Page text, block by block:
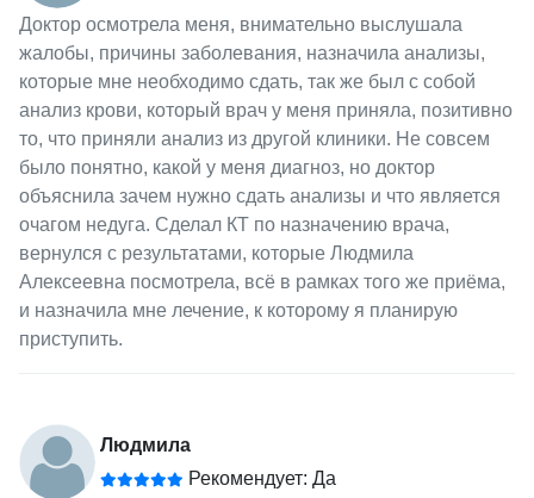
Доктор осмотрела меня, внимательно выслушала
жалобы, причины заболевания, назначила анализы,
которые мне необходимо сдать, так же был с собой
анализ крови, который врач у меня приняла, позитивно
то, что приняли анализ из другой клиники. Не совсем
было понятно, какой у меня диагноз, но доктор
объяснила зачем нужно сдать анализы и что является
очагом недуга. Сделал КТ по назначению врача,
вернулся с результатами, которые Людмила
Алексеевна посмотрела, всё в рамках того же приёма,
и назначила мне лечение, к которому я планирую
приступить.
Людмила
Рекомендует: Да